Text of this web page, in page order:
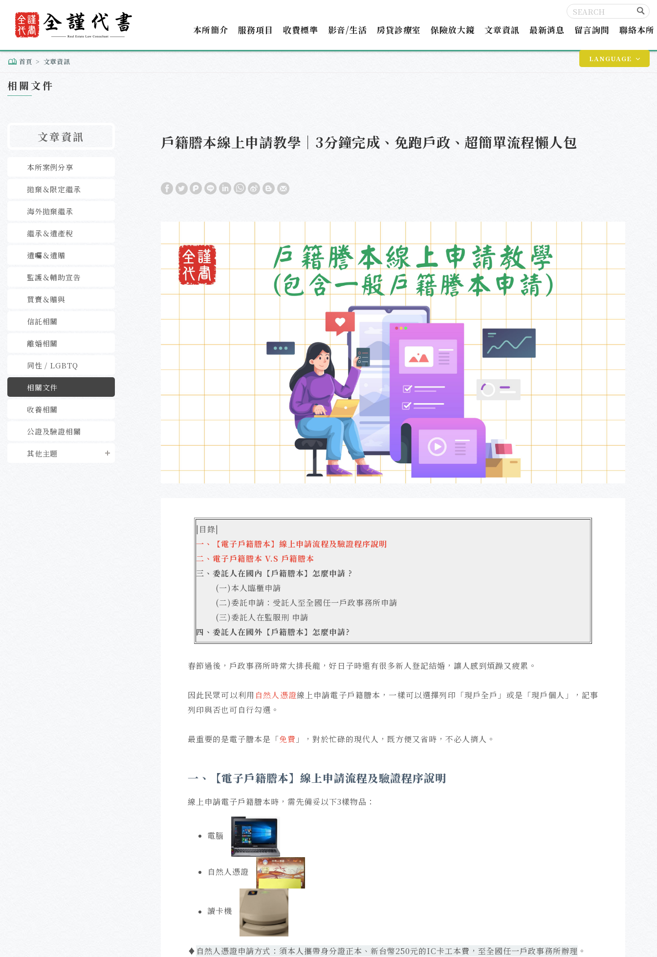
LANGUAGE
本所簡介 服務項目 收費標準 影音/生活 房貸診療室 保險放大鏡 文章資訊 最新消息 留言詢問 聯絡本所
首頁 文章資訊
相關文件
文章資訊
本所案例分享
拋棄＆限定繼承
海外拋棄繼承
繼承＆遺產稅
遺囑＆遺贈
監護＆輔助宣告
買賣＆贈與
信託相關
離婚相關
同性 / LGBTQ
相關文件
收養相關
公證及驗證相關
其他主題
戶籍謄本線上申請教學｜3分鐘完成、免跑戶政、超簡單流程懶人包
|目錄|
一、【電子戶籍謄本】線上申請流程及驗證程序說明
二 、電子戶籍謄本 V.S 戶籍謄本
三、委託人在國內【戶籍謄本】怎麼申請 ?
(一)本人臨櫃申請
(二)委託申請：受託人至全國任一戶政事務所申請
(三)委託人在監服刑 申請
四、委託人在國外【戶籍謄本】怎麼申請?
春節過後，戶政事務所時常大排長龍，好日子時還有很多新人登記結婚，讓人感到煩躁又疲累。
因此民眾可以利用 自然人憑證線上申請電子戶籍謄本，一樣可以選擇列印「現戶全戶」或是「現戶個人」，記事
列印與否也可自行勾選。
最重要的是電子謄本是「免費 」，對於忙碌的現代人，既方便又省時，不必人擠人。
一、【電子戶籍謄本】線上申請流程及驗證程序說明
線上申請電子戶籍謄本時，需先備妥以下3樣物品：
電腦
自然人憑證
讀卡機
♦ 自然人憑證申請方式：須本人攜帶身分證正本、新台幣250元的IC卡工本費，至全國任一戶政事務所辦理 。